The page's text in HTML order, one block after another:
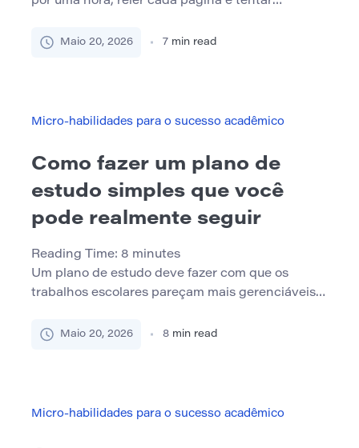
só precisam de uma reinicialização rápida antes
[…]
Maio 20, 2026 7 min read
Micro-habilidades para o sucesso acadêmico
Como fazer um plano de
estudo simples que você
pode realmente seguir
Reading Time: 8 minutes
Um plano de estudo deve fazer com que os
trabalhos escolares pareçam mais gerenciáveis,
planos perfeitos demais para a vida real. Eles
quebra, eles sentem que falharam. Um melhor
Maio 20, 2026 8 min read
Micro-habilidades para o sucesso acadêmico